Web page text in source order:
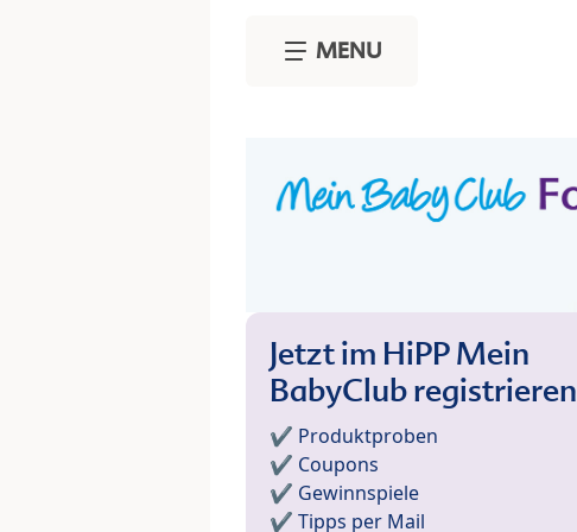
MENU
Jetzt im HiPP Mein
BabyClub registrieren
✔️ Produktproben
✔️ Coupons
✔️ Gewinnspiele
✔️ Tipps per Mail